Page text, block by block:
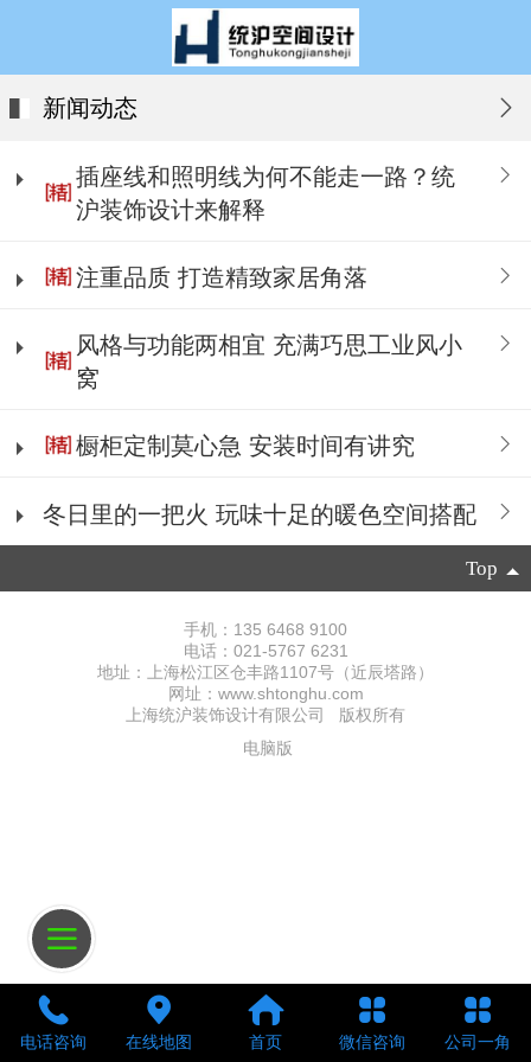
新闻动态
插座线和照明线为何不能走一路？统
沪装饰设计来解释
注重品质 打造精致家居角落
风格与功能两相宜 充满巧思工业风小
窝
橱柜定制莫心急 安装时间有讲究
冬日里的一把火 玩味十足的暖色空间搭配
Top
手机：135 6468 9100
电话：021-5767 6231
地址：上海松江区仓丰路1107号（近辰塔路）
网址：www.shtonghu.com
上海统沪装饰设计有限公司 版权所有
电脑版
电话咨询 在线地图 首页 微信咨询 公司一角